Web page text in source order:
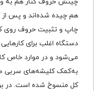
چینش حروف کنار هم به
هم چیده شده‌اند و پس از
چاپ و تثبیت حروف روی
دستگاه اغلب برای
می‌شود و در موارد خاص
به‌کمک کلیشه‌های سربی
کل منسوخ شده است. در